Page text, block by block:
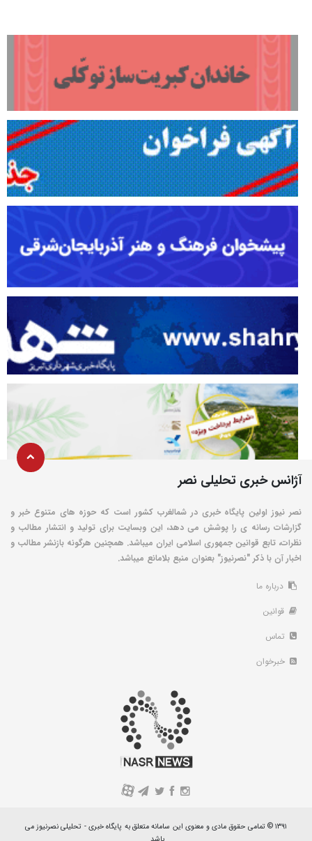
آژانس خبری تحلیلی نصر
نصر نیوز اولین پایگاه خبری در شمالغرب کشور است که حوزه های متنوع خبر و
گزارشات رسانه ی را پوشش می دهد، این وبسایت برای تولید و انتشار مطالب و
نظرات، تابع قوانین جمهوری اسلامی ایران میباشد. همچنین هرگونه بازنشر مطالب و
اخبار آن با ذکر "نصرنیوز" بعنوان منبع بلامانع میباشد.
درباره ما
قوانین
تماس
خبرخوان
A
۱۳۹۱ © تمامی حقوق مادی و معنوی این سامانه متعلق به پایگاه خبری - تحلیلی نصرنیوز می
باشد.